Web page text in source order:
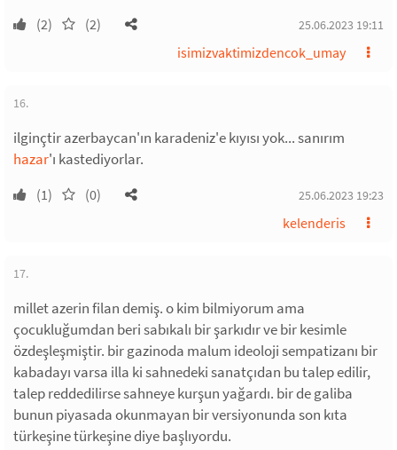
(2) (2) 25.06.2023 19:11
isimizvaktimizdencok_umay
16.
ilginçtir azerbaycan'ın karadeniz'e kıyısı yok... sanırım
hazar'ı kastediyorlar.
(1) (0) 25.06.2023 19:23
kelenderis
17.
millet azerin filan demiş. o kim bilmiyorum ama
çocukluğumdan beri sabıkalı bir şarkıdır ve bir kesimle
özdeşleşmiştir. bir gazinoda malum ideoloji sempatizanı bir
kabadayı varsa illa ki sahnedeki sanatçıdan bu talep edilir,
talep reddedilirse sahneye kurşun yağardı. bir de galiba
bunun piyasada okunmayan bir versiyonunda son kıta
türkeşine türkeşine diye başlıyordu.